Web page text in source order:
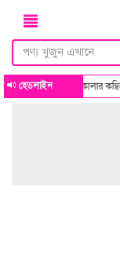
হেডলাইন
সব ডিজাইন ও কালার